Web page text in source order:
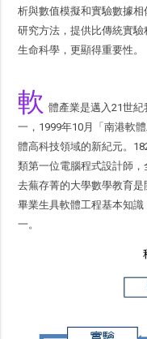
析與數值模擬和實驗數據
研究方法，提供比傳統實
生命科學，更顯得重要性。
軟 體產業是邁入21世
一，1999年10月「南港軟
體高科技領域的新紀元。
類第一位電腦程式設計師，
去蕪存菁的大學數學教育
畢業生具軟體工程基本知
一。